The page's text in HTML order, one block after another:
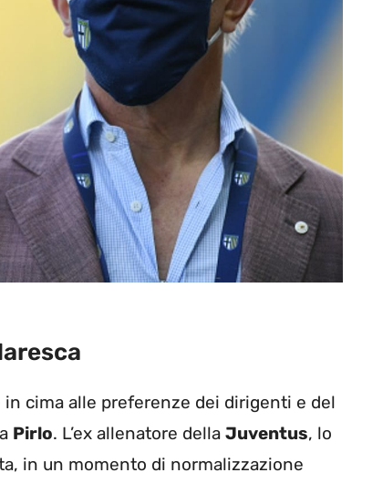
in cima alle preferenze dei dirigenti e del
Pirlo. L’ex allenatore della Juventus, lo
in un momento di normalizzazione